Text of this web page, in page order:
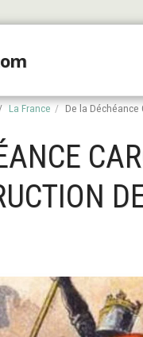
La France De la